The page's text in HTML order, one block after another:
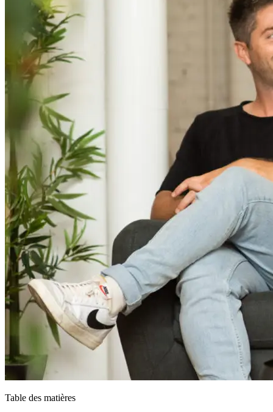
Table des matières